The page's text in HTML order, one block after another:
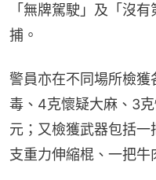
「無牌駕駛」及「沒
捕。
警員亦在不同場所檢
毒、4克懷疑大麻、3
元；又檢獲武器包括
支重力伸縮棍、一把牛